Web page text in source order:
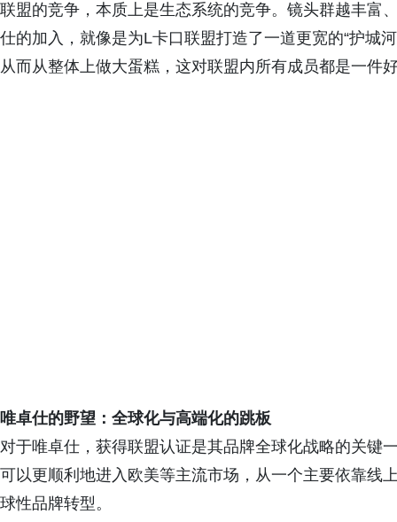
联盟的竞争，本质上是生态系统的竞争。镜头群越丰富
仕的加入，就像是为L卡口联盟打造了一道更宽的“护城
从而从整体上做大蛋糕，这对联盟内所有成员都是一件
唯卓仕的野望：全球化与高端化的跳板
对于唯卓仕，获得联盟认证是其品牌全球化战略的关键
可以更顺利地进入欧美等主流市场，从一个主要依靠线
球性品牌转型。